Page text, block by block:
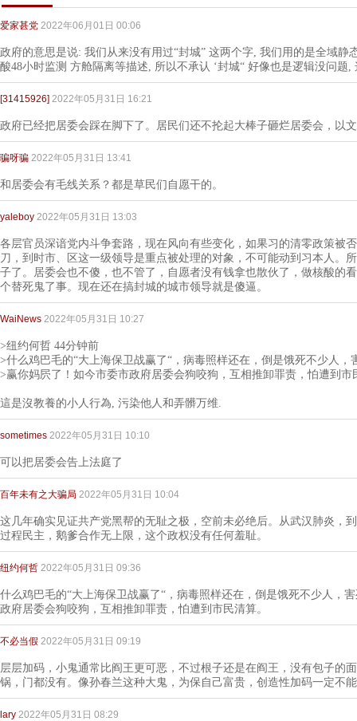
爱家甚党 2022年06月01日 00:06
政府的意思是说: 我们从来没有用过“封城” 这两个字, 我们用的是全域静
酸48小时监测 方舱隔离等描述, 所以不承认 ‘封城“ 好像也是逻辑没问题
[31415926] 2022年05月31日 16:21
政府已经把居委会踩在脚下了。居民们还不抡起大棒子砸烂居委会，以
骗呀骗 2022年05月31日 13:41
和居委会有毛线关系？都是草民们自愿干的。
yaleboy 2022年05月31日 13:03
各层官员深谙党内斗争套路，现在风向有些变化，如果习的清零政策被
刀，到时市、区这一级领导是重点被处理的对象，不可能动到习本人。
子了。居委会也不傻，也不管了，自愿者没有钱拿也散伙了，做核酸的
个替死鬼了事。现在还在搞封城的城市领导就是傻逼。
WaiNews 2022年05月31日 10:27
>纽约何哲 44分钟前
>什么鸡巴毛的“大上海保卫战赢了“，病毒照样还在，倒是饿死不少人，
>赢你妈屄了！如今市委市政府居委会狗咬狗，互相推卸罪责，怕遭到市
這是沒教養的小人行為, 污染他人和弄髒万维.
sometimes 2022年05月31日 10:10
可以把居委会告上法庭了
百年未有之大骗局 2022年05月31日 10:04
这几年确实见证共产党黑帮的无耻之极，空前未必绝后。从武汉肺炎，
过程民主，鹅爹合作无上限，这个政权没有任何羞耻。
纽约何哲 2022年05月31日 09:36
什么鸡巴毛的“大上海保卫战赢了“，病毒照样还在，倒是饿死不少人，
政府居委会狗咬狗，互相推卸罪责，怕遭到市民清算。
不必当假 2022年05月31日 09:19
层层加码，小鬼通常比阎王更可恶，不过根子还是在阎王，没有包子的
锅，门都没有。像孙春兰这种大鬼，为保自己富贵，创造性加码一定不
lary 2022年05月31日 08:29